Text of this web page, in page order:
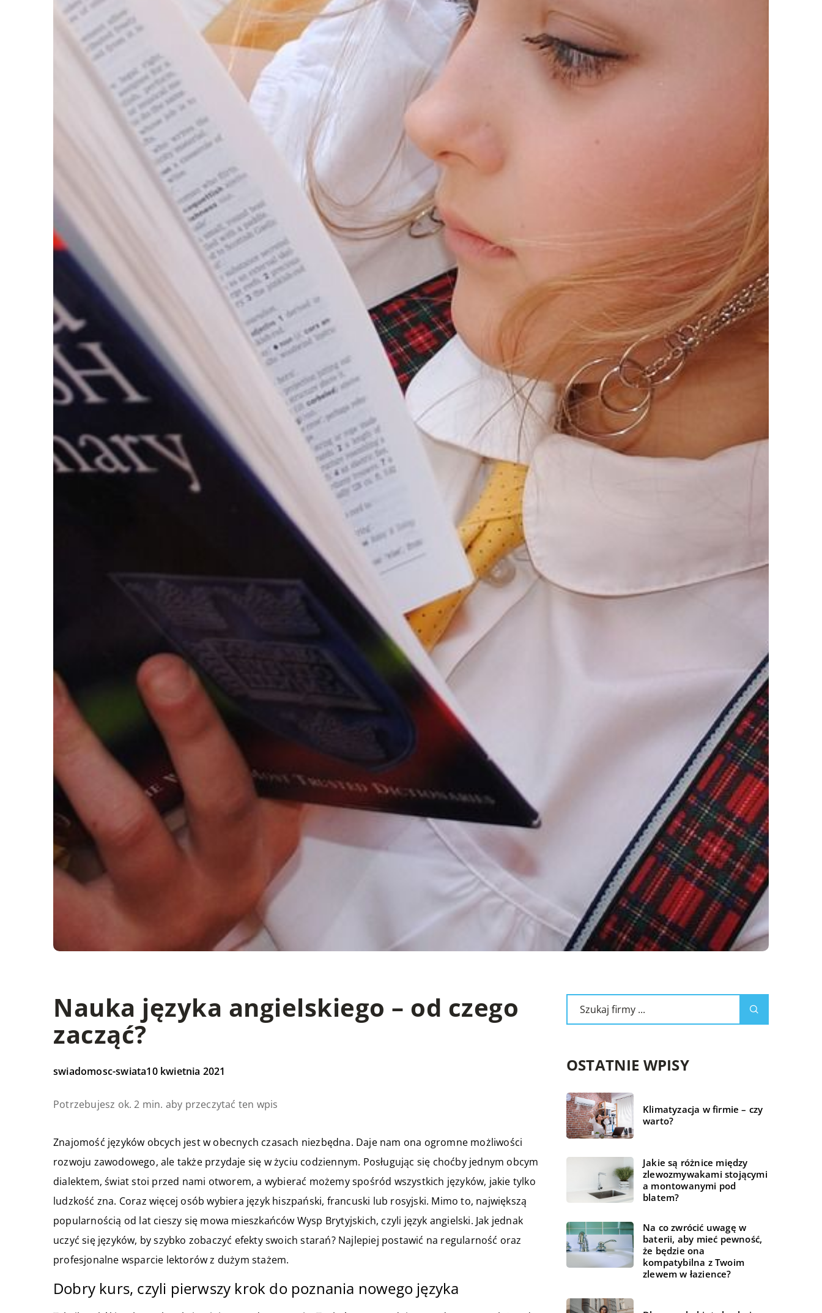
Nauka języka angielskiego – od czego
zacząć?
swiadomosc-swiata10 kwietnia 2021
Potrzebujesz ok. 2 min. aby przeczytać ten wpis
Znajomość języków obcych jest w obecnych czasach niezbędna. Daje nam ona ogromne możliwości
rozwoju zawodowego, ale także przydaje się w życiu codziennym. Posługując się choćby jednym obcym
dialektem, świat stoi przed nami otworem, a wybierać możemy spośród wszystkich języków, jakie tylko
ludzkość zna. Coraz więcej osób wybiera język hiszpański, francuski lub rosyjski. Mimo to, największą
popularnością od lat cieszy się mowa mieszkańców Wysp Brytyjskich, czyli język angielski. Jak jednak
uczyć się języków, by szybko zobaczyć efekty swoich starań? Najlepiej postawić na regularność oraz
profesjonalne wsparcie lektorów z dużym stażem.
Dobry kurs, czyli pierwszy krok do poznania nowego języka
OSTATNIE WPISY
Klimatyzacja w firmie – czy
warto?
Jakie są różnice między
zlewozmywakami stojącymi
a montowanymi pod
blatem?
Na co zwrócić uwagę w
baterii, aby mieć pewność,
że będzie ona
kompatybilna z Twoim
zlewem w łazience?